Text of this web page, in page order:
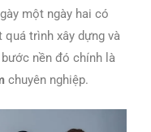
một ngày hai có
trình xây dựng và
nền đó chính là
chuyên nghiệp.